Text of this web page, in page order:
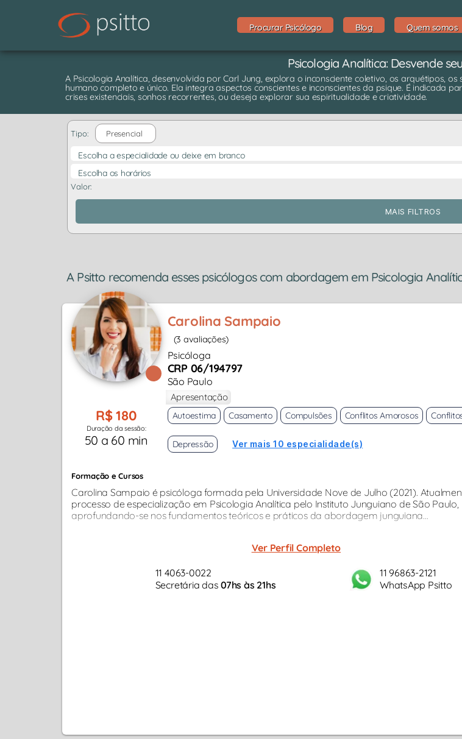
Procurar Psicólogo Blog Quem somos
Psicologia Analítica: Desvende
A Psicologia Analítica, desenvolvida por Carl Jung, explora o inconsciente coletivo, os arquétipos,
humano completo e único. Ela integra aspectos conscientes e inconscientes da psique. É indicada
crises existenciais, sonhos recorrentes, ou deseja explorar sua espiritualidade e criatividade.
Tipo: Presencial
Escolha a especialidade ou deixe em branco
Escolha os horários
Valor:
MAIS FILTROS
A Psitto recomenda esses psicólogos com abordagem em Psicologia
Carolina Sampaio
(3 avaliações)
Psicóloga
CRP 06/194797
São Paulo
Apresentação
R$ 180
Duração da sessão:
50 a 60 min
Autoestima Casamento Compulsões Conflitos Amorosos
Depressão Ver mais 10 especialidade(s)
Formação e Cursos
Carolina Sampaio é psicóloga formada pela Universidade Nove de Julho (2021).
processo de especialização em Psicologia Analítica pelo Instituto Junguiano de São Paulo,
aprofundando-se nos fundamentos teóricos e práticos da abordagem junguiana...
Ver Perfil Completo
11 4063-0022
Secretária das07hs às 21hs
11 96863-2121
WhatsApp Psitto